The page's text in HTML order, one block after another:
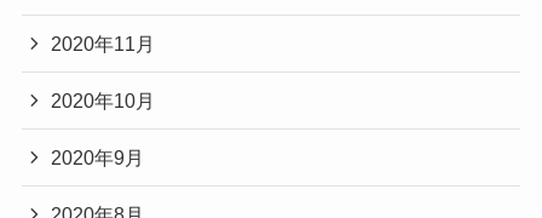
2020年11月
2020年10月
2020年9月